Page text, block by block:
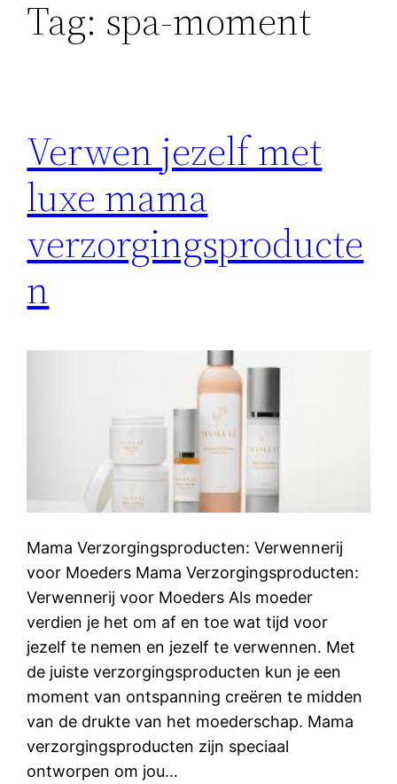
Tag: spa-moment
Verwen jezelf met
luxe mama
verzorgingsproducte
n
Mama Verzorgingsproducten: Verwennerij
voor Moeders Mama Verzorgingsproducten:
Verwennerij voor Moeders Als moeder
verdien je het om af en toe wat tijd voor
jezelf te nemen en jezelf te verwennen. Met
de juiste verzorgingsproducten kun je een
moment van ontspanning creëren te midden
van de drukte van het moederschap. Mama
verzorgingsproducten zijn speciaal
ontworpen om jou…